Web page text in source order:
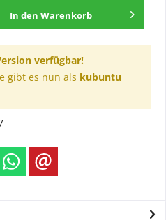
In den Warenkorb
verfügbar!
gibt es nun als kubuntu